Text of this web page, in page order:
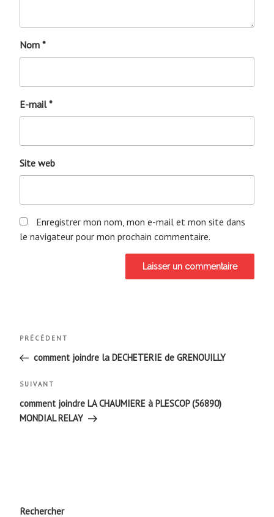
Nom *
E-mail*
Site web
Enregistrer mon nom, mon e-mail et mon site dans
le navigateur pour mon prochain commentaire.
Navigation
de
l’article
Article
précédent
PRÉCÉDENT
comment joindre la DECHETERIE de GRENOUILLY
Article
suivant
SUIVANT
comment joindre LA CHAUMIERE à PLESCOP (56890)
MONDIAL RELAY
Rechercher